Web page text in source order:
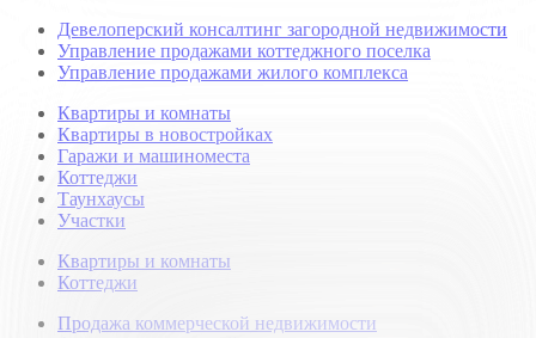
Девелоперский консалтинг загородной недвижимости
Управление продажами коттеджного поселка
Управление продажами жилого комплекса
Квартиры и комнаты
Квартиры в новостройках
Гаражи и машиноместа
Коттеджи
Таунхаусы
Участки
Квартиры и комнаты
Коттеджи
Продажа коммерческой недвижимости